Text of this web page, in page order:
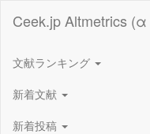
Ceek.jp Altmetrics (α
文献ランキング
新着文献
新着投稿